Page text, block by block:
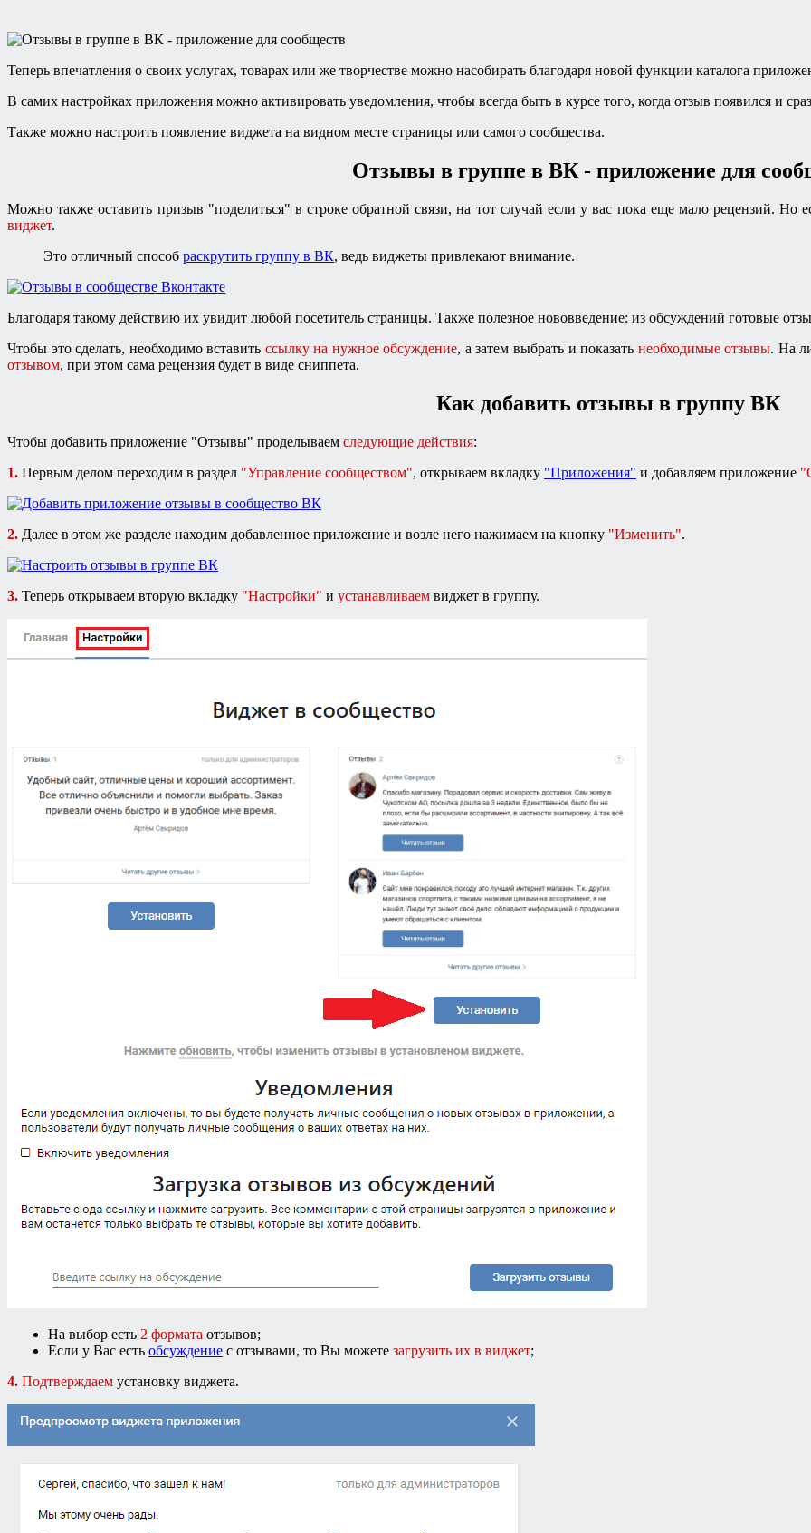
Теперь впечатления о своих услугах, товарах или же творчестве можно насобирать благодаря новой функции каталога
В самих настройках приложения можно активировать уведомления, чтобы всегда быть в курсе того, когда отзыв появился и
Также можно настроить появление виджета на видном месте страницы или самого сообщества.
Отзывы в группе в ВК - приложение для
Можно также оставить призыв "поделиться" в строке обратной связи, на тот случай если у вас пока еще мало рецензий.
виджет.
Это отличный способ раскрутить группу в ВК, ведь виджеты привлекают внимание.
Благодаря такому действию их увидит любой посетитель страницы. Также полезное нововведение: из обсуждений готовые
Чтобы это сделать, необходимо вставить ссылку на нужное обсуждение, а затем выбрать и показать необходимые отзывы. На
отзывом, при этом сама рецензия будет в виде сниппета.
Как добавить отзывы в группу ВК
Чтобы добавить приложение "Отзывы" проделываем следующие действия:
1. Первым делом переходим в раздел "Управление сообществом", открываем вкладку "Приложения" и добавляем приложение
2. Далее в этом же разделе находим добавленное приложение и возле него нажимаем на кнопку "Изменить".
3. Теперь открываем вторую вкладку "Настройки" и устанавливаем виджет в группу.
На выбор есть 2 формата отзывов;
Если у Вас есть обсуждение с отзывами, то Вы можете загрузить их в виджет;
4. Подтверждаем установку виджета.